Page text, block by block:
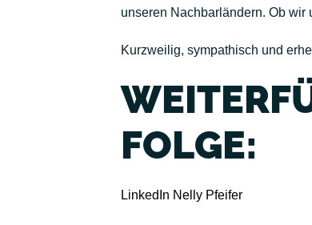
unseren Nachbarländern. Ob
Kurzweilig, sympathisch und
FOLGE:
LinkedIn Nelly Pfeifer